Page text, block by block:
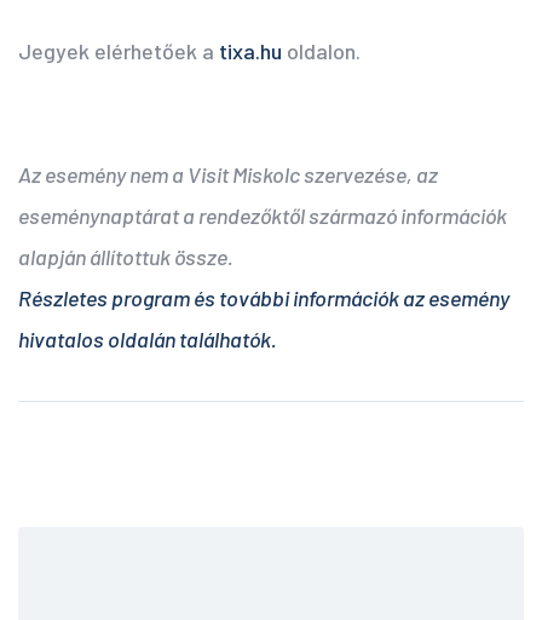
Jegyek elérhetőek a tixa.hu oldalon.
Az esemény nem a Visit Miskolc szervezése, az
eseménynaptárat a rendezőktől származó információk
alapján állítottuk össze.
Részletes program és további információk az esemény
hivatalos oldalán találhatók.